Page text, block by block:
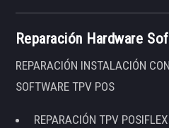
Reparación Hardware
REPARACIÓN INSTALACIÓN
SOFTWARE TPV POS
REPARACIÓN TPV